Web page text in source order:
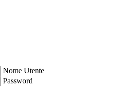
Nome Utente
Password